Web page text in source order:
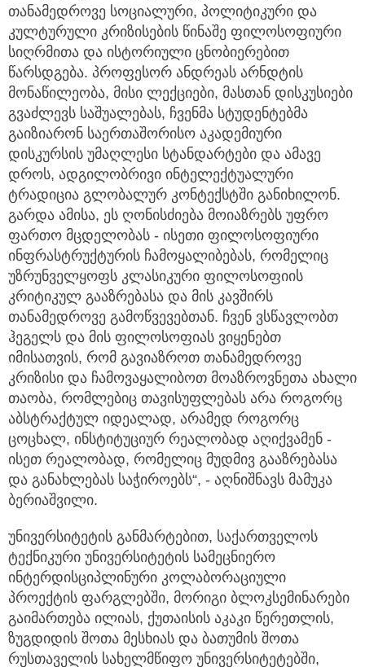
თანამედროვე სოციალური, პოლიტიკური და
კულტურული კრიზისების წინაშე ფილოსოფიური
სიღრმითა და ისტორიული ცნობიერებით
წარსდგება. პროფესორ ანდრეას არნდტის
მონაწილეობა, მისი ლექციები, მასთან დისკუსიები
გვაძლევს საშუალებას, ჩვენმა სტუდენტებმა
გაიზიარონ საერთაშორისო აკადემიური
დისკურსის უმაღლესი სტანდარტები და ამავე
დროს, ადგილობრივი ინტელექტუალური
ტრადიცია გლობალურ კონტექსტში განიხილონ.
გარდა ამისა, ეს ღონისძიება მოიაზრებს უფრო
ფართო მცდელობას - ისეთი ფილოსოფიური
ინფრასტრუქტურის ჩამოყალიბებას, რომელიც
უზრუნველყოფს კლასიკური ფილოსოფიის
კრიტიკულ გააზრებასა და მის კავშირს
თანამედროვე გამოწვევებთან. ჩვენ ვსწავლობთ
ჰეგელს და მის ფილოსოფიას ვიყენებთ
იმისათვის, რომ გავიაზროთ თანამედროვე
კრიზისი და ჩამოვაყალიბოთ მოაზროვნეთა ახალი
თაობა, რომლებიც თავისუფლებას არა როგორც
აბსტრაქტულ იდეალად, არამედ როგორც
ცოცხალ, ინსტიტუციურ რეალობად აღიქვამენ -
ისეთ რეალობად, რომელიც მუდმივ გააზრებასა
და განახლებას საჭიროებს“, - აღნიშნავს მამუკა
ბერიაშვილი.
უნივერსიტეტის განმარტებით, საქართველოს
ტექნიკური უნივერსიტეტის სამეცნიერო
ინტერდისციპლინური კოლაბორაციული
პროექტის ფარგლებში, მორიგი ბლოკსემინარები
გაიმართება ილიას, ქუთაისის აკაკი წერეთლის,
ზუგდიდის შოთა მესხიას და ბათუმის შოთა
რუსთაველის სახელმწიფო უნივერსიტეტებში,